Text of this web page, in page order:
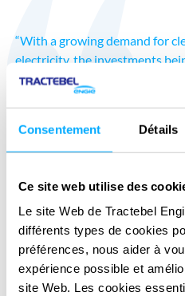
Consentement Détails
Ce site web utilise des
Le site Web de Tractebel
différents types de cookies
préférences, nous aider à
expérience possible et
site Web. Les cookies
“With a growing demand for
electricity, the investments
development represent
extend well beyond the
reach climate change goals
collective strengths to
Jason Van Wart
commercial subsidiary
Generation.